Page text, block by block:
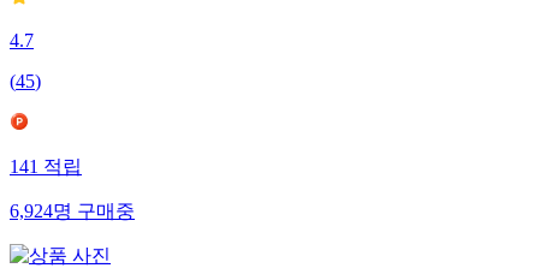
4.7
(45)
141적립
6,924명구매중